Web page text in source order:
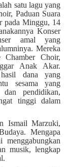
satu lagu yang
Paduan Suara
pada Minggu, 14
Konser
amal yang
Mereka
Chamber Choir,
Anak Akar.
dana yang
sesama yang
pendidikan,
tinggi dalam
Ismail Marzuki,
Mengapa
musik, lengkap